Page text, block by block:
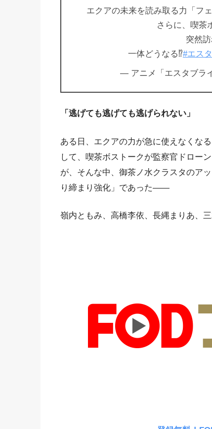
エクアの未来を読み取る力「フ
さらに、喫茶
突然
一体どうなる⁉️#エス
— アニメ「エスタブラ
「逃げても逃げても逃げられない」
ある日、エクアの力が急に使えなくな
して、喫茶ボストークが監察官ドロー
が、そんな中、御茶ノ水クラスタのア
り締まり強化」であった――
嶺内ともみ、高橋李依、長縄まりあ、